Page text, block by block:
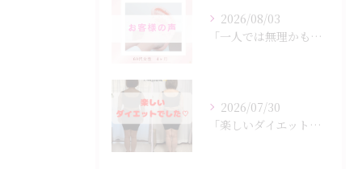
2026/08/03
「一人では無理かも…」
2026/07/30
「楽しいダイエットでした♡」